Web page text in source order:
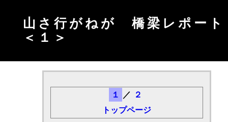
山さ行がねが 橋梁レポート
＜１＞
１ ／
２
トップページ